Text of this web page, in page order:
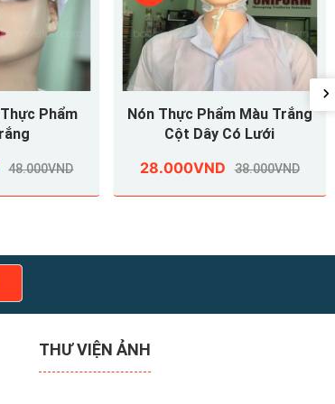
Nón Thực Phẩm Màu Trắng
28.000VND 38.000VND
Nón Thực
Cột Dây
28.000VND
THƯ VIỆN ẢNH